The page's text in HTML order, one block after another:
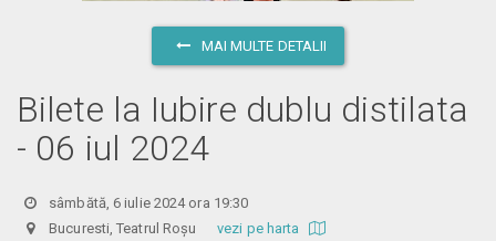
MAI MULTE DETALII
Bilete la Iubire dublu distilata
- 06 iul 2024
sâmbătă, 6 iulie 2024 ora 19:30
Bucuresti, Teatrul Roșu vezi pe harta